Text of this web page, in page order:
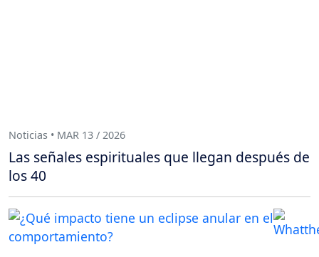
Noticias • MAR 13 / 2026
Las señales espirituales que llegan después de
los 40